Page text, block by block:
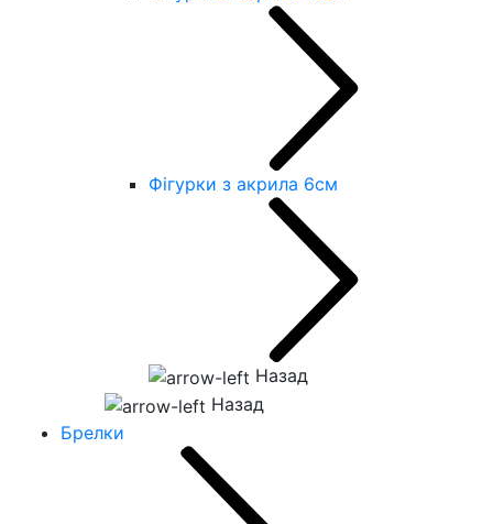
Фігурки з акрила 6см
Назад
Назад
Брелки